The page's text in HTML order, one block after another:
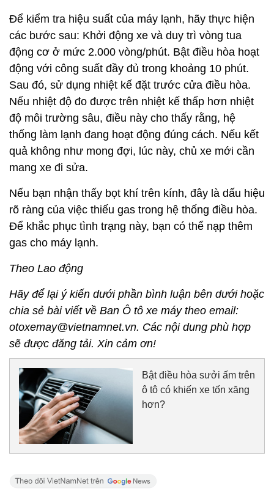
Để kiểm tra hiệu suất của máy lạnh, hãy thực hiện
các bước sau: Khởi động xe và duy trì vòng tua
động cơ ở mức 2.000 vòng/phút. Bật điều hòa hoạt
động với công suất đầy đủ trong khoảng 10 phút.
Sau đó, sử dụng nhiệt kế đặt trước cửa điều hòa.
Nếu nhiệt độ đo được trên nhiệt kế thấp hơn nhiệt
độ môi trường sâu, điều này cho thấy rằng, hệ
thống làm lạnh đang hoạt động đúng cách. Nếu kết
quả không như mong đợi, lúc này, chủ xe mới cần
mang xe đi sửa.
Nếu bạn nhận thấy bọt khí trên kính, đây là dấu hiệu
rõ ràng của việc thiếu gas trong hệ thống điều hòa.
Để khắc phục tình trạng này, bạn có thể nạp thêm
gas cho máy lạnh.
Theo Lao động
Hãy để lại ý kiến dưới phần bình luận bên dưới hoặc
chia sẻ bài viết về Ban Ô tô xe máy theo email:
otoxemay@vietnamnet.vn. Các nội dung phù hợp
sẽ được đăng tải. Xin cảm ơn!
Bật điều hòa sưởi ấm trên
ô tô có khiến xe tốn xăng
hơn?